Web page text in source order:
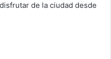
de la ciudad desde